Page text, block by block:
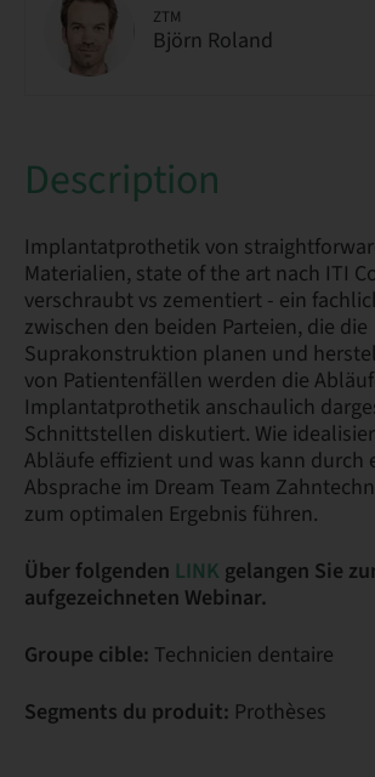
ZTM
Björn Roland
Description
Implantatprothetik von
Materialien, state of the art nach ITI
verschraubt vs zementiert - ein
zwischen den beiden Parteien, die die
Suprakonstruktion planen und
von Patientenfällen werden die
Implantatprothetik anschaulich
Schnittstellen diskutiert. Wie
Abläufe effizient und was kann durch
Absprache im Dream Team
zum optimalen Ergebnis führen.
Über folgenden LINK gelangen Sie
aufgezeichneten Webinar.
Groupe cible: Technicien dentaire
Segments du produit: Prothèses